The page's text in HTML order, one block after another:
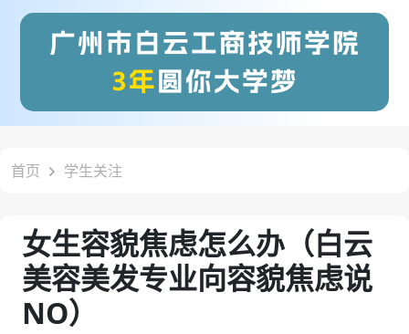
广州市白云工商技师学院
3年圆你大学梦
首页 学生关注
女生容貌焦虑怎么办（白云
美容美发专业向容貌焦虑说
NO）